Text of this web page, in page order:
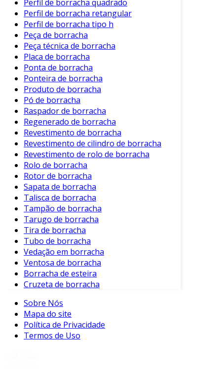
Indústria Automotiva: Utilizados em
transmissões de veículos, podem ajudar a
suavizar a operação e proteger os
sistemas de vibração excessiva.
Máquinas Pesadas
equipamentos pesados, como
escavadeiras e tratores, auxiliam na
transmissão de torque com eficiência.
Sistemas Hidráulicos
bombas e motores hidráulicos, ajudam a
garantir um funcionamento suave e
eficaz.
Indústria Alimentícia
projetados para resistir à corrosão e são
usados em equipamentos de
processamento de alimentos.
Considerações na Escolha do Elemento
Ao selecionar um elemento de borracha para
acoplamento, é importante considerar alguns
fatores. Os principais incluem:
Carga e Torque: Avalie a carga e o torque
garantindo que o componente escolhido
atenda às especificações.
Alinhamento: Verifique a necessidade de
Perfil de borracha quadrado
Perfil de borracha retangular
Perfil de borracha tipo h
Peça de borracha
Peça técnica de borracha
Placa de borracha
Ponta de borracha
Ponteira de borracha
Produto de borracha
Pó de borracha
Raspador de borracha
Regenerado de borracha
Revestimento de borracha
Revestimento de cilindro de borracha
Revestimento de rolo de borracha
Rolo de borracha
Rotor de borracha
Sapata de borracha
Talisca de borracha
Tampão de borracha
Tarugo de borracha
Tira de borracha
Tubo de borracha
Vedação em borracha
Ventosa de borracha
Borracha de esteira
Cruzeta de borracha
Sobre Nós
Mapa do site
Política de Privacidade
Termos de Uso